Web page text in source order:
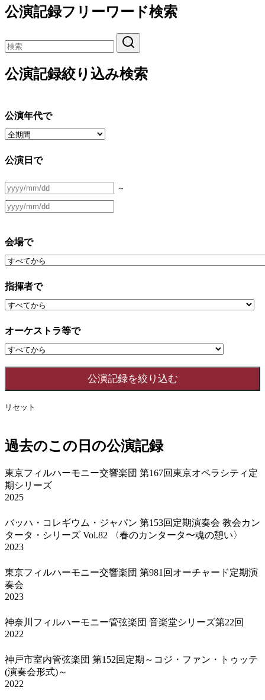
公演記録フリーワード検索
公演記録絞り込み検索
公演年代で
公演日で
～
会場で
指揮者で
オーケストラ等で
リセット
過去のこの日の公演記録
東京フィルハーモニー交響楽団 第167回東京オペラシティ定
期シリーズ
2025
バッハ・コレギウム・ジャパン 第153回定期演奏会 教会カン
タータ・シリーズ Vol.82 〈春のカンタータ〜魂の憩い〉
2023
東京フィルハーモニー交響楽団 第981回オーチャード定期演
奏会
2023
神奈川フィルハーモニー管弦楽団 音楽堂シリーズ第22回
2022
神戸市室内管弦楽団 第152回定期～コジ・ファン・トゥッテ
(演奏会形式)～
2022